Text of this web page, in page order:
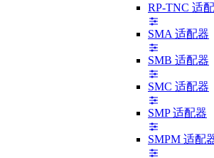
RP-TNC 适
SMA 适配器
SMB 适配器
SMC 适配器
SMP 适配器
SMPM 适配